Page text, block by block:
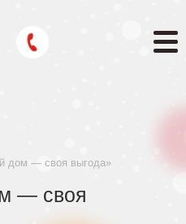
дом — своя выгода»
— своя